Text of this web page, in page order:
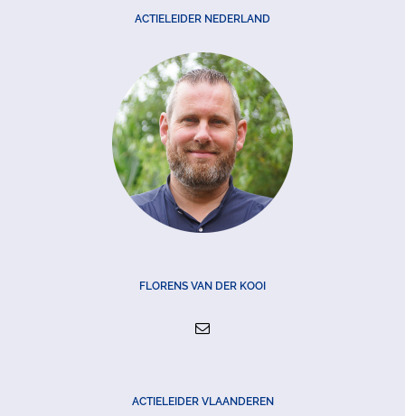
ACTIELEIDER NEDERLAND
FLORENS VAN DER KOOI
ACTIELEIDER VLAANDEREN